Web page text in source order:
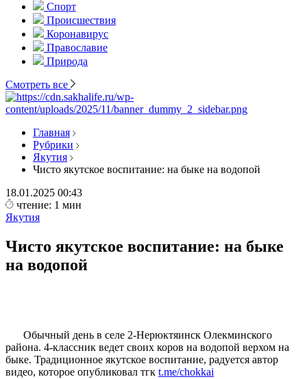
Спорт
Происшествия
Коронавирус
Православие
Природа
Смотреть все
Главная
Рубрики
Якутия
Чисто якутское воспитание: на быке на водопой
18.01.2025 00:43
чтение: 1 мин
Якутия
Чисто якутское воспитание: на быке
на водопой
Обычный день в селе 2-Нерюктяинск Олекминского
района. 4-классник ведет своих коров на водопой верхом на
быке. Традиционное якутское воспитание, радуется автор
видео, которое опубликовал тгк t.me/chokkai